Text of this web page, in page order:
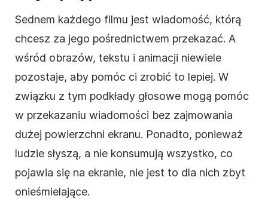
Sednem każdego filmu jest wiadomość, którą
chcesz za jego pośrednictwem przekazać. A
wśród obrazów, tekstu i animacji niewiele
pozostaje, aby pomóc ci zrobić to lepiej. W
związku z tym podkłady głosowe mogą pomóc
w przekazaniu wiadomości bez zajmowania
dużej powierzchni ekranu. Ponadto, ponieważ
ludzie słyszą, a nie konsumują wszystko, co
pojawia się na ekranie, nie jest to dla nich zbyt
onieśmielające.